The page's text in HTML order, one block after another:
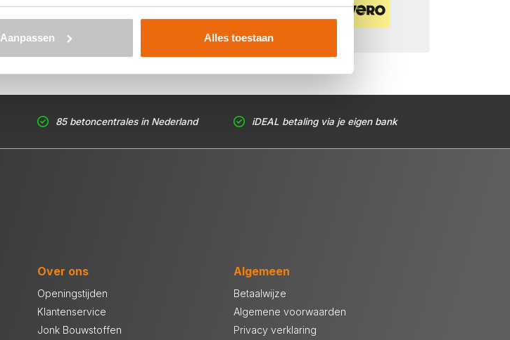
Aanpassen Alles toestaan
Veilig betalen met:
85 betoncentrales in Nederland iDEAL betaling via je eigen bank
Over ons
Openingstijden
Klantenservice
Jonk Bouwstoffen
Algemeen
Betaalwijze
Algemene voorwaarden
Privacy verklaring